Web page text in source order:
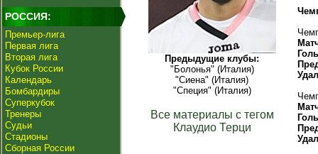
РОССИЯ:
Премьер-лига
Первая лига
Вторая лига
Кубок России
Календарь
Бомбардиры
Суперкубок
Тренеры
Судьи
Стадионы
Сборная России
Предыдущие клубы:
"Болонья" (Италия)
"Сиена" (Италия)
"Специя" (Италия)
Все материалы с тегом
Клаудио Терци